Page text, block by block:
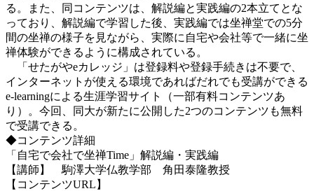
る。また、同コンテンツは、解説編と実践編の2本立てとな
っており、解説編で学習した後、実践編では坐禅堂での5分
間の坐禅の様子を見ながら、実際に自宅や会社等で一緒に坐
禅体験ができるように構成されている。
「せたがやeカレッジ」は登録料や登録手続きは不要で、
インターネットが使える環境であればだれでも受講ができる
e-learningによる生涯学習サイト（一部有料コンテンツあ
り）。今回、同大が新たに公開した2つのコンテンツも無料
で受講できる。
◆コンテンツ詳細
「自宅で会社で坐禅Time」解説編・実践編
【講師】 駒澤大学仏教学部 角田泰隆教授
【コンテンツURL】